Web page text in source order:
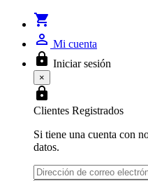
shopping_cart
person_outline Mi cuenta
lock Iniciar sesión
×
lock
Clientes Registrados
Si tiene una cuenta con
datos.